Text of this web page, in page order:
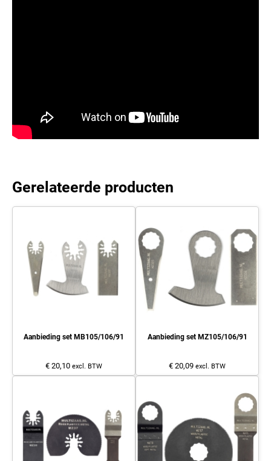
Gerelateerde producten
Aanbieding set MB105/106/91
€ 20,10 excl. BTW
Aanbieding set MZ105/106/91
€ 20,09 excl. BTW